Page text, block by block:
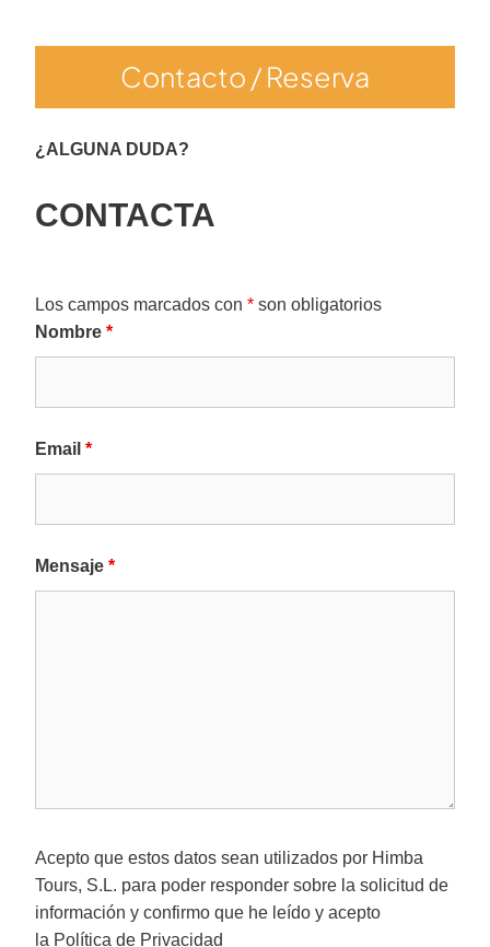
Contacto / Reserva
¿ALGUNA DUDA?
CONTACTA
Los campos marcados con * son obligatorios
Nombre *
Email *
Mensaje *
Acepto que estos datos sean utilizados por Himba
Tours, S.L. para poder responder sobre la solicitud de
información y confirmo que he leído y acepto
la Política de Privacidad